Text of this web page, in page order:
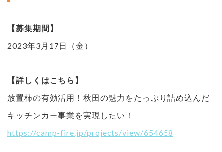
【募集期間】
2023年3月17日（金）
【詳しくはこちら】
放置柿の有効活用！秋田の魅力をたっぷり詰め込んだ
キッチンカー事業を実現したい！
https://camp-fire.jp/projects/view/654658